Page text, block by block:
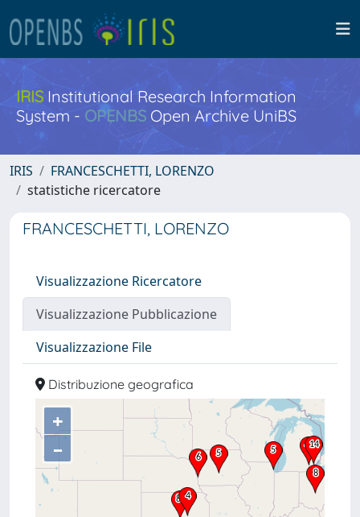
IRISInstitutional Research Information
System - OPENBS Open Archive UniBS
IRIS
FRANCESCHETTI, LORENZO
statistiche ricercatore
FRANCESCHETTI, LORENZO
Visualizzazione Ricercatore
Visualizzazione Pubblicazione
Visualizzazione File
Distribuzione geografica
+
–